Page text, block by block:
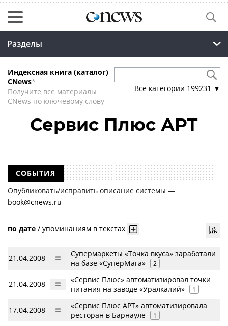
Разделы
Индексная книга (каталог)
CNews*
Получите все материалы
CNews по ключевому слову
Все категории 199231 ▼
Сервис Плюс АРТ
СОБЫТИЯ
Опубликовать/исправить описание системы —
book@cnews.ru
по дате / упоминаниям в текстах
21.04.2008
Супермаркеты «Точка вкуса» заработали
на базе «СуперМага»
2
21.04.2008
«Сервис Плюс» автоматизировал точки
питания на заводе «Уралкалий»
1
17.04.2008
«Сервис Плюс АРТ» автоматизировала
ресторан в Барнауле
1